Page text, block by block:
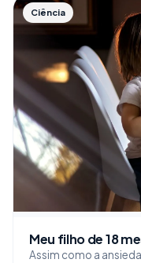
Ciência
Meu filho de 18
Assim como a